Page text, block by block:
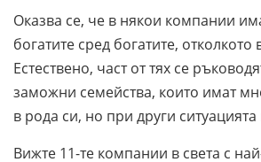
Оказва се, че в някои компании
богатите сред богатите, отколкото
Естествено, част от тях се
заможни семейства, които имат
в рода си, но при други ситуацията
Вижте 11-те компании в света с